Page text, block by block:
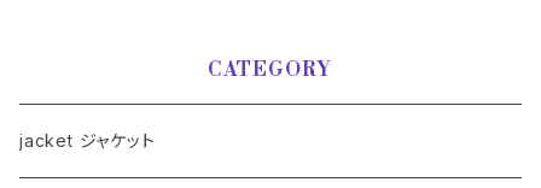
CATEGORY
jacket ジャケット